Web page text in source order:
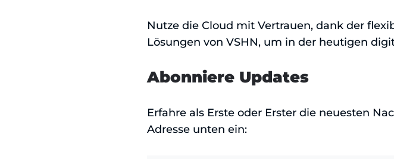
Nutze die Cloud mit Vertrauen, dank der
Lösungen von VSHN, um in der heutigen
Abonniere Updates
Erfahre als Erste oder Erster die neuesten
Adresse unten ein: